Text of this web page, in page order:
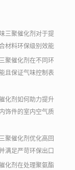
三聚催化剂对于提
材料环保级别效能
聚催化剂在不同环
且保证气味控制表
化剂如何助力提升
饰件的室内空气质
聚催化剂优化高回
满足严苛环保出口
化剂在处理聚氨酯